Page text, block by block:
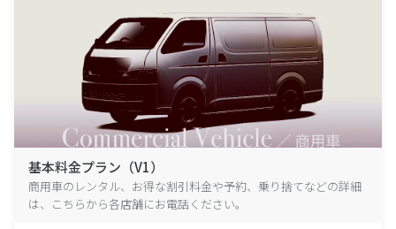
基本料金プラン（V1）
商用車のレンタル、お得な割引料金や予約、乗り捨てなどの詳細
は、こちらから各店舗にお電話ください。